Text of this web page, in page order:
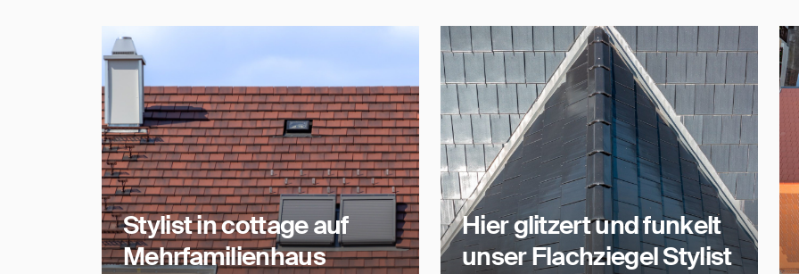
Stylist in cottage auf
Mehrfamilienhaus
Hier glitzert und funkelt
unser Flachziegel Stylist